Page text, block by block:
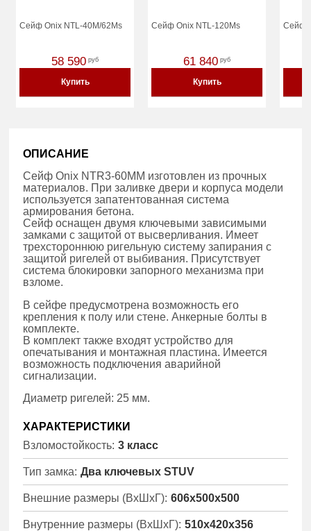
Сейф Onix NTL-40M/62Ms
58 590 руб
Купить
Сейф Onix NTL-120Ms
61 840 руб
Купить
Сейф
ОПИСАНИЕ
Сейф Onix NTR3-60MM изготовлен из прочных
материалов. При заливке двери и корпуса модели
используется запатентованная система
армирования бетона.
Сейф оснащен двумя ключевыми зависимыми
замками с защитой от высверливания. Имеет
трехстороннюю ригельную систему запирания с
защитой ригелей от выбивания. Присутствует
система блокировки запорного механизма при
взломе.
В сейфе предусмотрена возможность его
крепления к полу или стене. Анкерные болты в
комплекте.
В комплект также входят устройство для
опечатывания и монтажная пластина. Имеется
возможность подключения аварийной
сигнализации.
Диаметр ригелей: 25 мм.
ХАРАКТЕРИСТИКИ
Взломостойкость: 3 класс
Тип замка: Два ключевых STUV
Внешние размеры (ВхШхГ): 606x500x500
Внутренние размеры (ВхШхГ): 510x420x356